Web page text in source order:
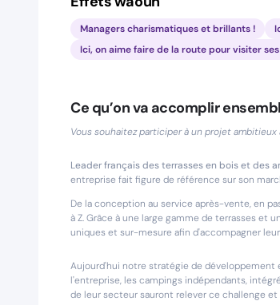
Managers charismatiques et brillants !
Ici, on aime faire de la route pour visiter
Ce qu’on va accomplir
Vous souhaitez participer à un projet
Leader français des terrasses en bois et des
entreprise fait figure de référence sur son
De la conception au service après-vente, en
à Z. Grâce à une large gamme de terrasses et
uniques et sur-mesure afin d'accompagner
Aujourd'hui notre stratégie de
l'entreprise, les campings indépendants,
de leur secteur sauront relever ce challenge